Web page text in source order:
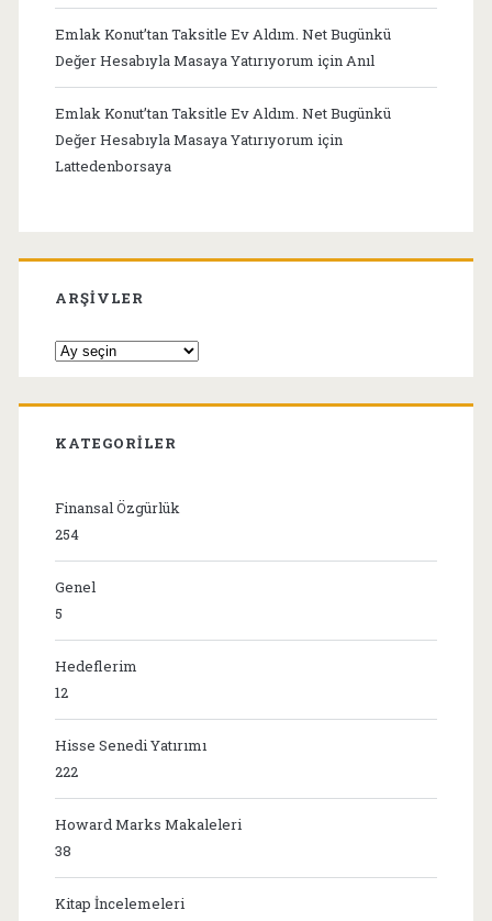
Emlak Konut’tan Taksitle Ev Aldım. Net Bugünkü
Değer Hesabıyla Masaya Yatırıyorum içinAnıl
Emlak Konut’tan Taksitle Ev Aldım. Net Bugünkü
Değer Hesabıyla Masaya Yatırıyorum için
Lattedenborsaya
ARŞIVLER
Arşivler
KATEGORILER
Finansal Özgürlük
254
Genel
5
Hedeflerim
12
Hisse Senedi Yatırımı
222
Howard Marks Makaleleri
38
Kitap İncelemeleri